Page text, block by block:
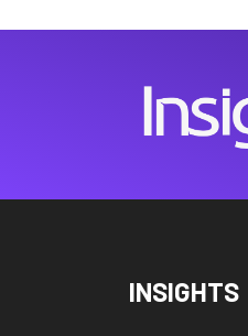
INSIGHTS